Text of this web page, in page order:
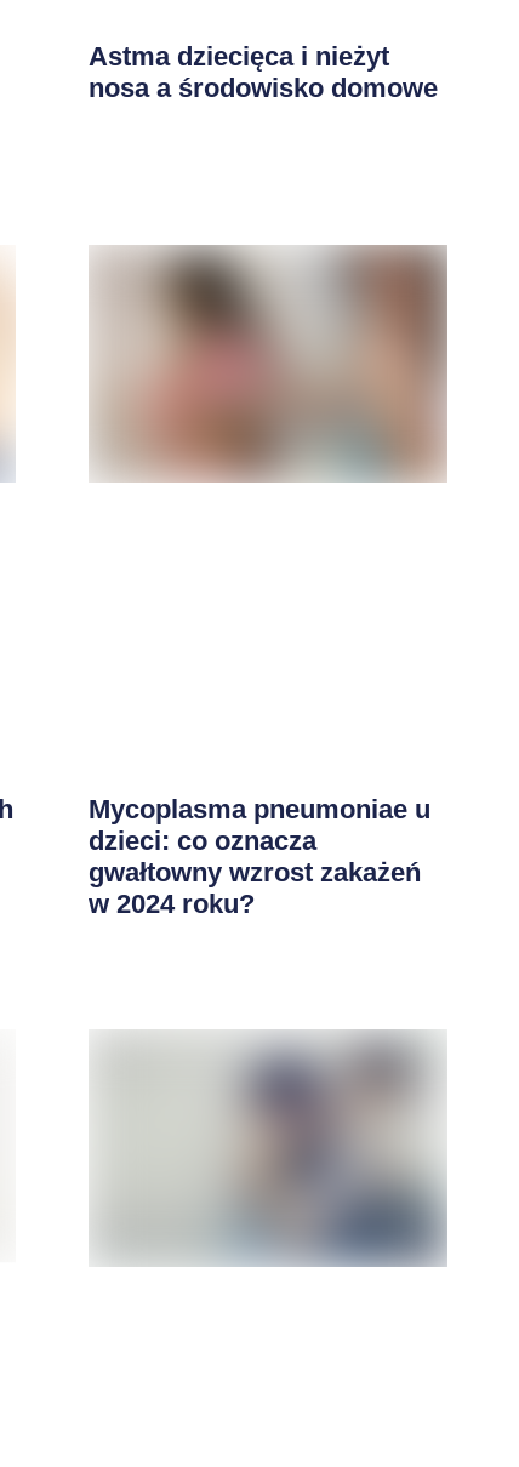
Astma dziecięca i nieżyt
nosa a środowisko domowe
Mycoplasma pneumoniae u
dzieci: co oznacza
gwałtowny wzrost zakażeń
w 2024 roku?